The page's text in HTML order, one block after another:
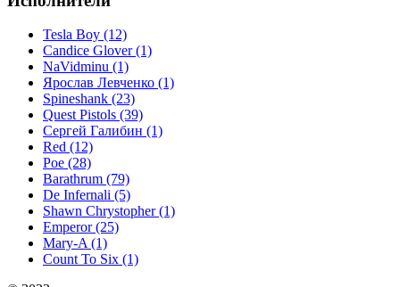
Tesla Boy (12)
Candice Glover (1)
NaVidminu (1)
Ярослав Левченко (1)
Spineshank (23)
Quest Pistols (39)
Сергей Галибин (1)
Red (12)
Poe (28)
Barathrum (79)
De Infernali (5)
Shawn Chrystopher (1)
Emperor (25)
Mary-A (1)
Count To Six (1)